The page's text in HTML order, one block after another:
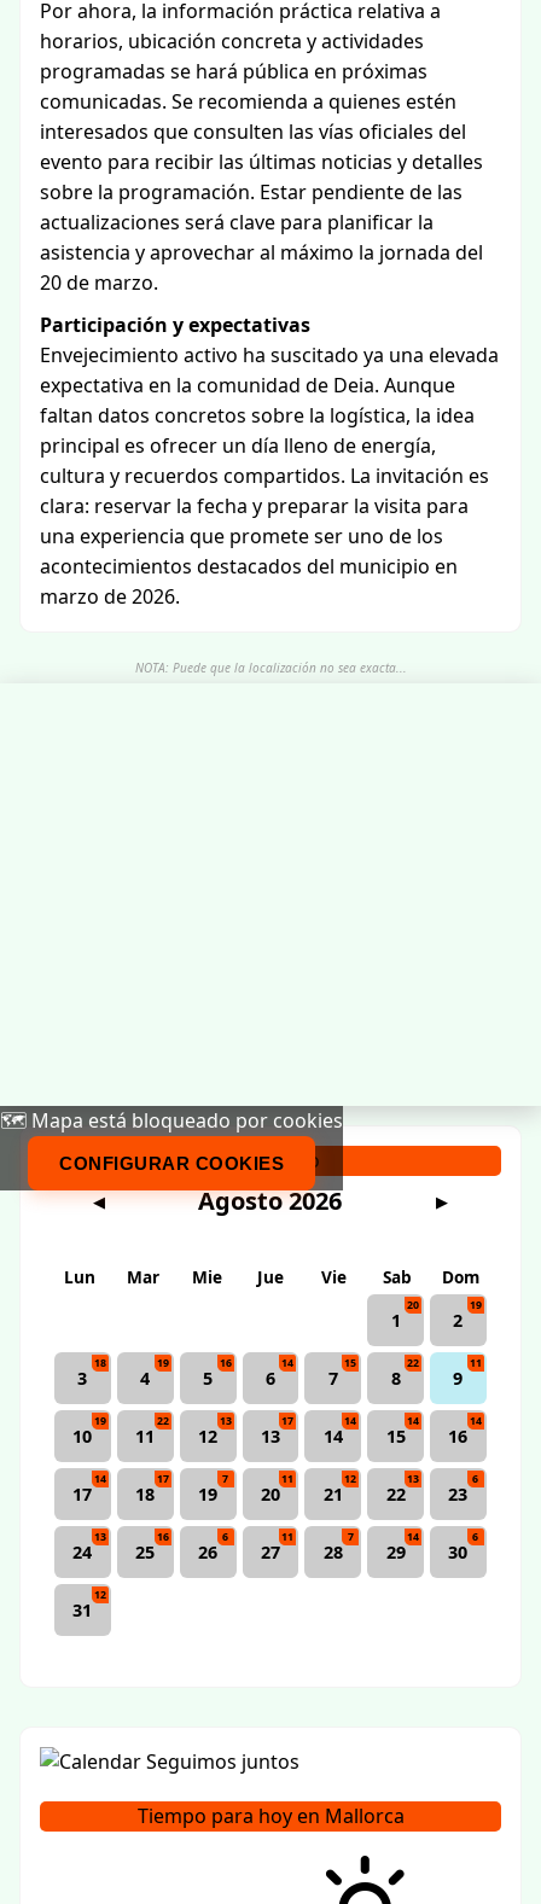
Por ahora, la información práctica relativa a
horarios, ubicación concreta y actividades
programadas se hará pública en próximas
comunicadas. Se recomienda a quienes estén
interesados que consulten las vías oficiales del
evento para recibir las últimas noticias y detalles
sobre la programación. Estar pendiente de las
actualizaciones será clave para planificar la
asistencia y aprovechar al máximo la jornada del
20 de marzo.
Participación y expectativas
Envejecimiento activo ha suscitado ya una elevada
expectativa en la comunidad de Deia. Aunque
faltan datos concretos sobre la logística, la idea
principal es ofrecer un día lleno de energía,
cultura y recuerdos compartidos. La invitación es
clara: reservar la fecha y preparar la visita para
una experiencia que promete ser uno de los
acontecimientos destacados del municipio en
marzo de 2026.
NOTA: Puede que la localización no sea exacta...
🗺️ Mapa está bloqueado por cookies
CONFIGURAR COOKIES
Calendario
◀ Agosto 2026 ▶
Lun Mar Mie Jue Vie Sab
Dom
1
20
2
19
3
18
4
19
5
16
6
14
7
15
8
22
9
11
10
19
11
22
12
13
13
17
14
14
15
14
16
14
17
14
18
17
19
7
20
11
21
12
22
13
23
6
24
13
25
16
26
6
27
11
28
7
29
14
30
6
31
12
Tiempo para hoy en Mallorca